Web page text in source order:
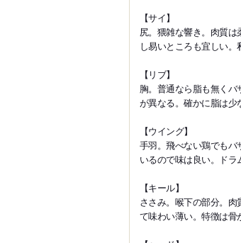
【サイ】
尻。猥雑な響き。肉質
し易いところも宜しい。
【リブ】
胸。普通なら脂も無く
が異なる。確かに脂は少
【ウイング】
手羽。飛べない鶏でも
いるので味は良い。ドラ
【キール】
ささみ。喉下の部分。
て味わい薄い。特徴は骨